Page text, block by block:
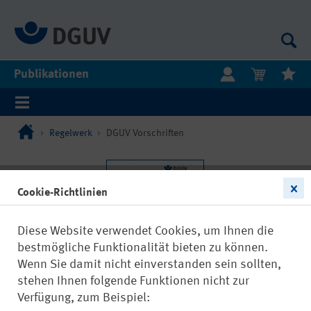
Publikationen
Regelwerk DGUV Vorschriften
Cookie-Richtlinien
Diese Website verwendet Cookies, um Ihnen die
bestmögliche Funktionalität bieten zu können.
Wenn Sie damit nicht einverstanden sein sollten,
stehen Ihnen folgende Funktionen nicht zur
Verfügung, zum Beispiel: